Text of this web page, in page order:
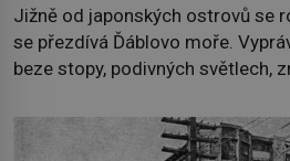
Jižně od japonských ostrovů se
se přezdívá Ďáblovo moře.
beze stopy, podivných světlech,
dávných legendách. Je
skutečně prokletým místem,